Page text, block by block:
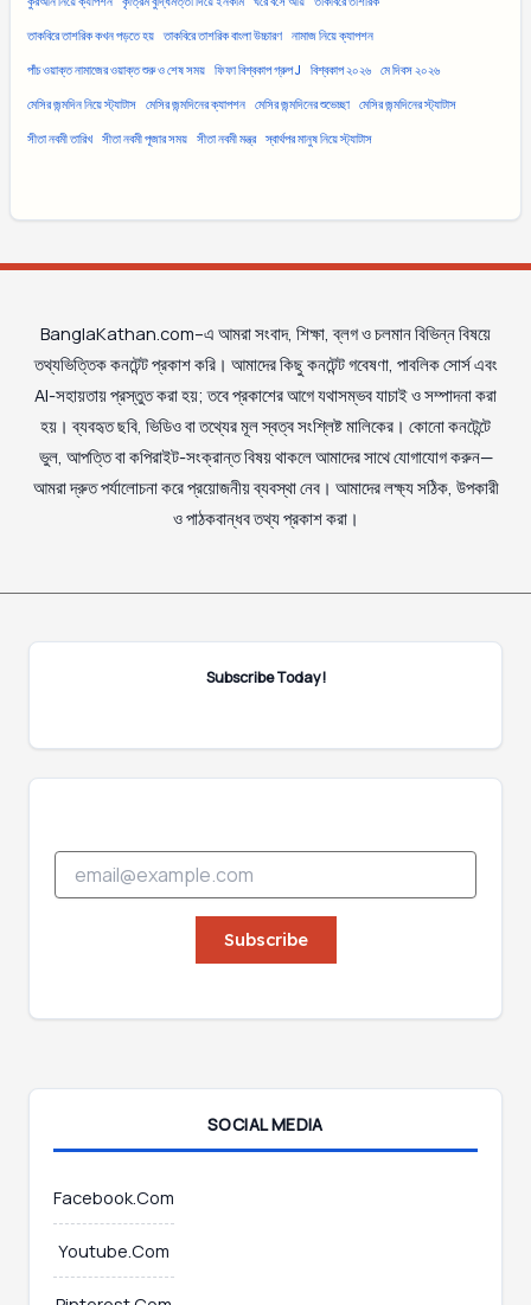
তাকবিরে তাশরিক কখন পড়তে হয় তাকবিরে তাশরিক বাংলা উচ্চারণ নামাজ নিয়ে ক্যাপশন
পাঁচ ওয়াক্ত নামাজের ওয়াক্ত শুরু ও শেষ সময় ফিফা বিশ্বকাপ গ্রুপ J বিশ্বকাপ ২০২৬ মে দিবস ২০২৬
মেসির জন্মদিন নিয়ে স্ট্যাটাস মেসির জন্মদিনের ক্যাপশন মেসির জন্মদিনের শুভেচ্ছা মেসির জন্মদিনের স্ট্যাটাস
সীতা নবমী তারিখ সীতা নবমী পূজার সময় সীতা নবমী মন্ত্র স্বার্থপর মানুষ নিয়ে স্ট্যাটাস
BanglaKathan.com–এ আমরা সংবাদ, শিক্ষা, ব্লগ ও চলমান বিভিন্ন বিষয়ে
তথ্যভিত্তিক কনটেন্ট প্রকাশ করি। আমাদের কিছু কনটেন্ট গবেষণা, পাবলিক সোর্স এবং
AI-সহায়তায় প্রস্তুত করা হয়; তবে প্রকাশের আগে যথাসম্ভব যাচাই ও সম্পাদনা করা
হয়। ব্যবহৃত ছবি, ভিডিও বা তথ্যের মূল স্বত্ব সংশ্লিষ্ট মালিকের। কোনো কনটেন্টে
ভুল, আপত্তি বা কপিরাইট-সংক্রান্ত বিষয় থাকলে আমাদের সাথে যোগাযোগ করুন—
আমরা দ্রুত পর্যালোচনা করে প্রয়োজনীয় ব্যবস্থা নেব। আমাদের লক্ষ্য সঠিক, উপকারী
ও পাঠকবান্ধব তথ্য প্রকাশ করা।
Subscribe Today!
a
i
l
E
a
i
E
Subscribe
SOCIAL MEDIA
Facebook.Com
Youtube.Com